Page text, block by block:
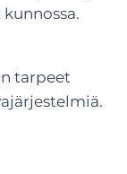
tarpeet